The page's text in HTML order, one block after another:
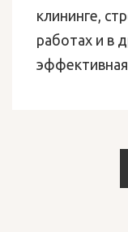
клининге,
работах и в